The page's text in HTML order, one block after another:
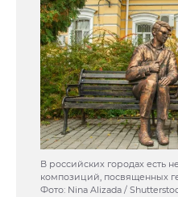
В российских городах есть
композиций, посвященных
Фото: Nina Alizada /